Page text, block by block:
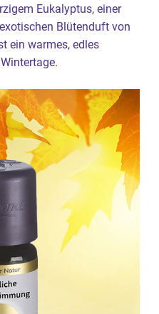
Eukalyptus, einer
Blütenduft von
ein warmes, edles